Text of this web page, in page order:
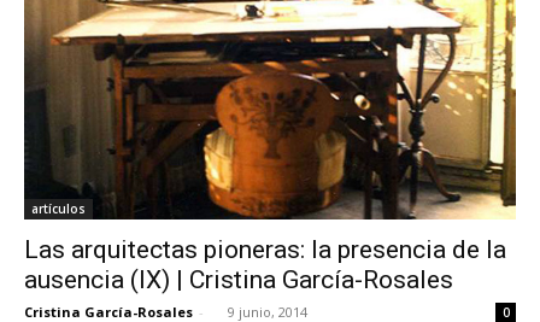
artículos
Las arquitectas pioneras: la presencia de la
ausencia (IX) | Cristina García-Rosales
Cristina García-Rosales - 9 junio, 2014 0